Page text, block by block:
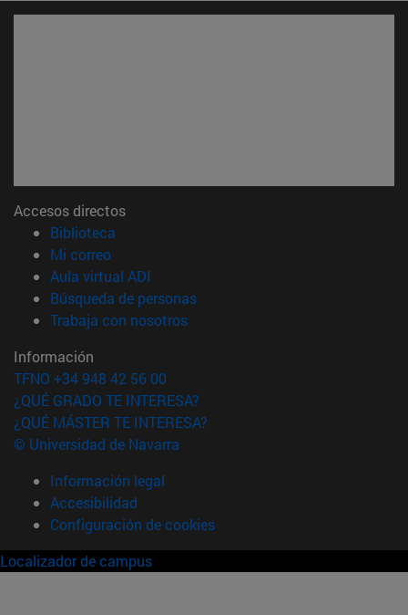
Accesos directos
Biblioteca
Mi correo(abre en nueva ventana)
Aula virtual ADI
Búsqueda de personas(abre en nueva ventana)
Trabaja con nosotros(abre en nueva ventana)
Información
TFNO +34 948 42 56 00
¿QUÉ GRADO TE INTERESA?
¿QUÉ MÁSTER TE INTERESA?
© Universidad de Navarra
Información legal
Accesibilidad
Configuración de cookies
Localizador de campus